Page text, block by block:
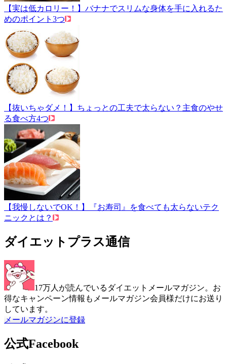
【実は低カロリー！】バナナでスリムな身体を手に入れるた
めのポイント3つ
【抜いちゃダメ！】ちょっとの工夫で太らない？主食のやせ
る食べ方4つ
【我慢しないでOK！】『お寿司』を食べても太らないテク
ニックとは？
ダイエットプラス通信
17万人が読んでいるダイエットメールマガジン。お
得なキャンペーン情報もメールマガジン会員様だけにお送り
しています。
メールマガジンに登録
公式Facebook